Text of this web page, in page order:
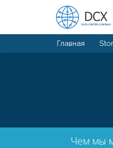
Главная
Чем мы